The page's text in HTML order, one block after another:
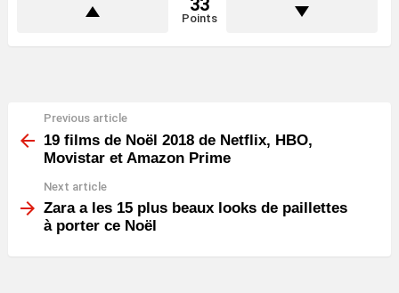
33
Points
more
Previous article
19 films de Noël 2018 de Netflix, HBO,
Movistar et Amazon Prime
Next article
Zara a les 15 plus beaux looks de paillettes
à porter ce Noël